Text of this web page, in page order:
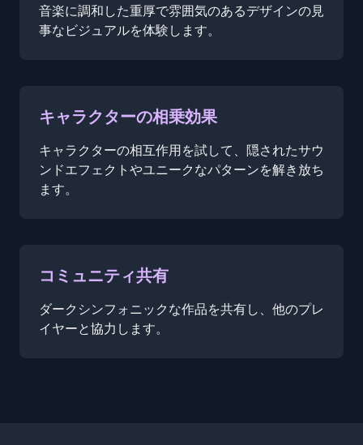
音楽に調和した重厚で雰囲気のあるデザインの見
事なビジュアルを体験します。
キャラクターの相乗効果
キャラクターの相互作用を試して、隠されたサウ
ンドエフェクトやユニークなパターンを解き放ち
ます。
コミュニティ共有
ダークシンフォニックな作品を共有し、他のプレ
イヤーと協力します。